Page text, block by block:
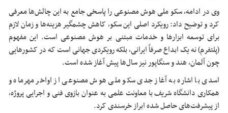
وی در ادامه، سکو ملی هوش مصنوعی را پاسخی جامع به این چالش‌ها معرفی
کرد و توضیح داد: رویکرد اصلی این سکو، کاهش چشمگیر هزینه‌ها و زمان لازم
برای توسعه ابزارها و خدمات مبتنی بر هوش مصنوعی است. این مفهوم
(پلتفرم) نه یک ابداع صرفاً ایرانی، بلکه رویکردی جهانی است که در کشورهایی
چون آلمان، هند و سنگاپور نیز سال‌ها پیش آغاز شده است.
اسدی با اشاره به آغاز جدی سکو ملی هوش مصنوعی از اواخر مهرماه و
همکاری دانشگاه شریف با معاونت علمی به عنوان بازوی فنی و اجرایی پروژه،
از پیشرفت‌های حاصل شده ابراز خرسندی کرد.